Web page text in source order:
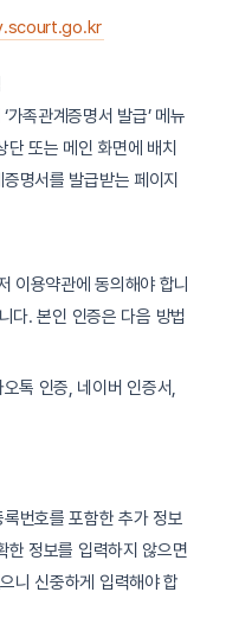
족관계증명서 발급’ 메뉴
또는 메인 화면에 배치
명서를 발급받는 페이지
이용약관에 동의해야 합니
다. 본인 인증은 다음 방법
톡 인증, 네이버 인증서,
번호를 포함한 추가 정보
한 정보를 입력하지 않으면
니 신중하게 입력해야 합